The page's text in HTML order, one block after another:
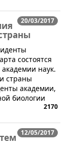
20/03/2017
состоятся
наук.
страны
академии,
биологии
2170
12/05/2017